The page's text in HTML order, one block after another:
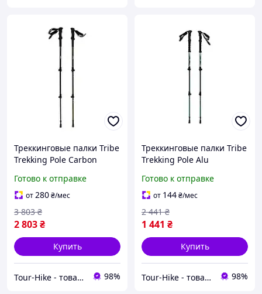
Треккинговые палки Tribe
Trekking Pole Carbon
телескопические 65 135
см, Fast Lock, 2 шт (T-ME-
0027-ocean)
Готово к отправке
от280₴/мес
2 803₴
3 803 ₴
Купить
Tour-Hike - товары для туризма и активного отдыха 98%
Треккинговые палки Tribe
Trekking Pole Alu
телескопические 65 135
см, Fast Lock, 2 шт (T-ME-
0026-ocean)
Готово к отправке
от 144₴/мес
1 441 ₴
2 441 ₴
Купить
Tour-Hike - товары для туризма и активного отдыха 98%